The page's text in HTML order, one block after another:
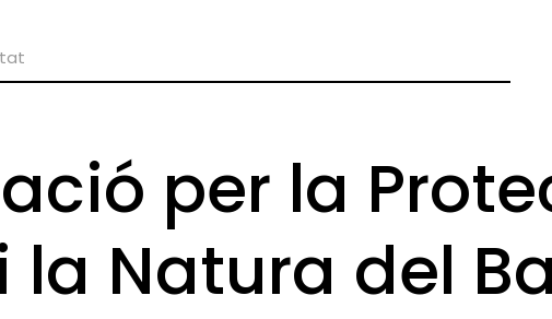
per la
Natura del